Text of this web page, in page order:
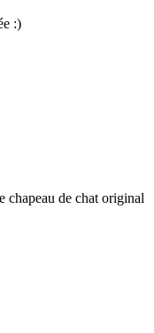
:)
chapeau de chat original